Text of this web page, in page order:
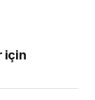
için